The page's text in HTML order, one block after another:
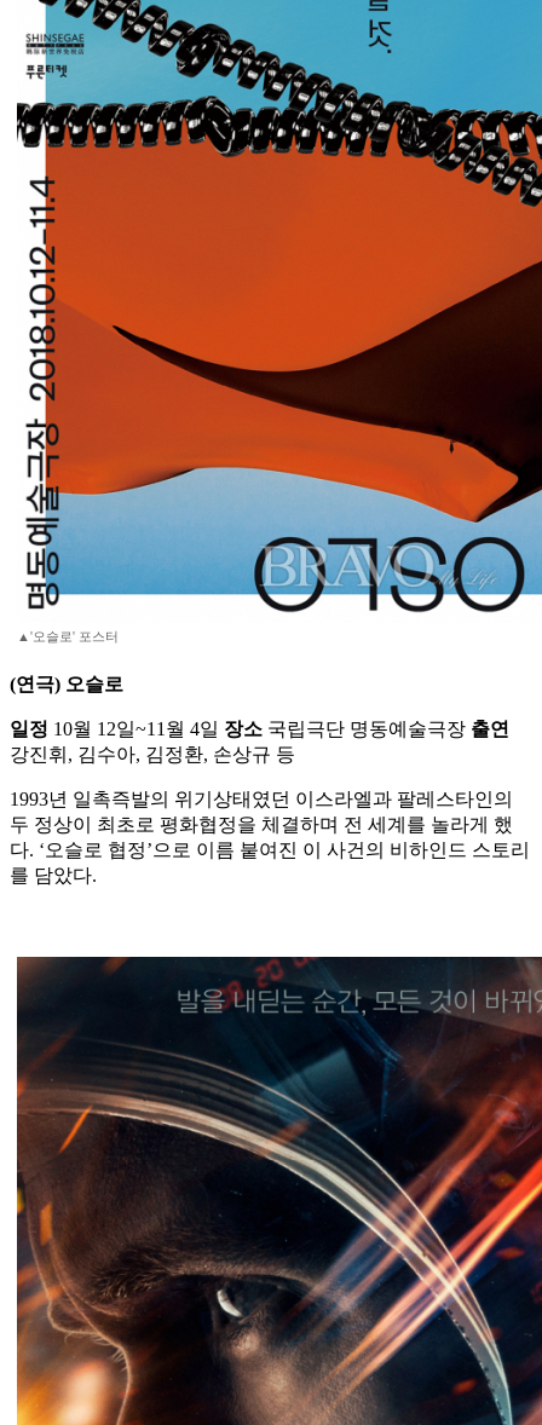
▲'오슬로' 포스터
(연극) 오슬로
일정 10월 12일~11월 4일 장소 국립극단 명동예술극장 출연
강진휘, 김수아, 김정환, 손상규 등
1993년 일촉즉발의 위기상태였던 이스라엘과 팔레스타인의
두 정상이 최초로 평화협정을 체결하며 전 세계를 놀라게 했
다. ‘오슬로 협정’으로 이름 붙여진 이 사건의 비하인드 스토리
를 담았다.